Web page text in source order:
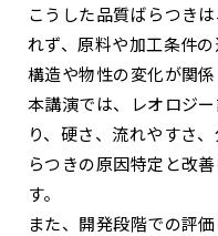
こうした品質ばらつき
れず、原料や加工条件
構造や物性の変化が関
本講演では、レオロジ
り、硬さ、流れやすさ
らつきの原因特定と改
す。
また、開発段階での評